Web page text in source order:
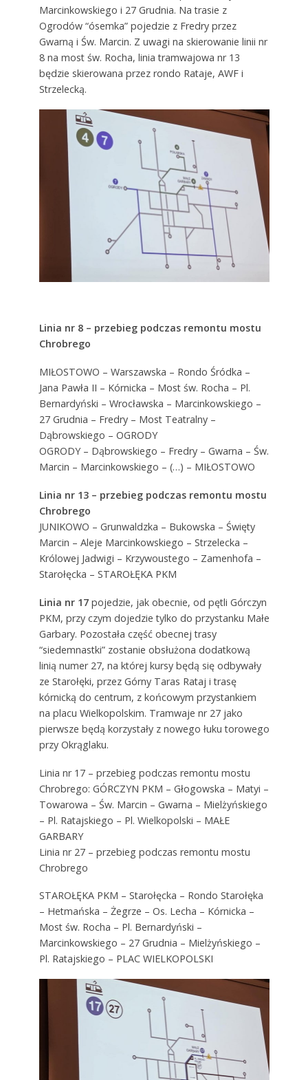
Marcinkowskiego i 27 Grudnia. Na trasie z
Ogrodów “ósemka” pojedzie z Fredry przez
Gwarną i Św. Marcin. Z uwagi na skierowanie linii nr
8 na most św. Rocha, linia tramwajowa nr 13
będzie skierowana przez rondo Rataje, AWF i
Strzelecką.
Linia nr 8 – przebieg podczas remontu mostu
Chrobrego
MIŁOSTOWO – Warszawska – Rondo Śródka –
Jana Pawła II – Kórnicka – Most św. Rocha – Pl.
Bernardyński – Wrocławska – Marcinkowskiego –
27 Grudnia – Fredry – Most Teatralny –
Dąbrowskiego – OGRODY
OGRODY – Dąbrowskiego – Fredry – Gwarna – Św.
Marcin – Marcinkowskiego – (…) – MIŁOSTOWO
Linia nr 13 – przebieg podczas remontu mostu
Chrobrego
JUNIKOWO – Grunwaldzka – Bukowska – Święty
Marcin – Aleje Marcinkowskiego – Strzelecka –
Królowej Jadwigi – Krzywoustego – Zamenhofa –
Starołęcka – STAROŁĘKA PKM
Linia nr 17pojedzie, jak obecnie, od pętli Górczyn
PKM, przy czym dojedzie tylko do przystanku Małe
Garbary. Pozostała część obecnej trasy
“siedemnastki” zostanie obsłużona dodatkową
linią numer 27, na której kursy będą się odbywały
ze Starołęki, przez Górny Taras Rataj i trasę
kórnicką do centrum, z końcowym przystankiem
na placu Wielkopolskim. Tramwaje nr 27 jako
pierwsze będą korzystały z nowego łuku torowego
przy Okrąglaku.
Linia nr 17 – przebieg podczas remontu mostu
Chrobrego: GÓRCZYN PKM – Głogowska – Matyi –
Towarowa – Św. Marcin – Gwarna – Mielżyńskiego
– Pl. Ratajskiego – Pl. Wielkopolski – MAŁE
GARBARY
Linia nr 27 – przebieg podczas remontu mostu
Chrobrego
STAROŁĘKA PKM – Starołęcka – Rondo Starołęka
– Hetmańska – Żegrze – Os. Lecha – Kórnicka –
Most św. Rocha – Pl. Bernardyński –
Marcinkowskiego – 27 Grudnia – Mielżyńskiego –
Pl. Ratajskiego – PLAC WIELKOPOLSKI